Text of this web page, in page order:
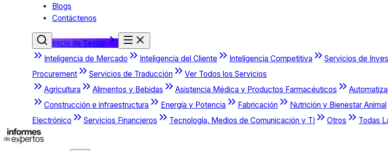
Blogs
Contáctenos
Inicio de Sesión
Inteligencia de Mercado
Inteligencia del Cliente Inteligencia Competitiva Servicios de
Procurement
Servicios de Traducción
Ver Todos los Servicios
Agricultura
Alimentos y Bebidas Asistencia Médica y Productos Farmacéuticos
Construcción e infraestructura
Energía y Potencia Fabricación Nutrición y Bienestar Animal
Electrónico
Servicios Financieros Tecnología, Medios de Comunicación y TI Otros Todas